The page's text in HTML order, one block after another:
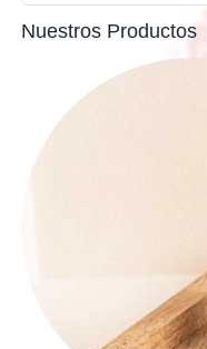
Nuestros Productos